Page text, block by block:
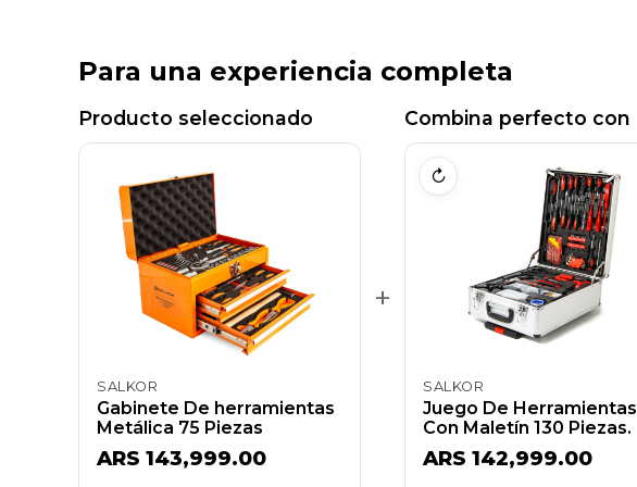
Para una experiencia completa
Producto seleccionado
SALKOR
Gabinete De herramientas
Metálica 75 Piezas
ARS 143,999.00
+
Combina perfecto con
↻
SALKOR
Juego De Herramientas
Con Maletín 130 Piezas.
ARS 142,999.00